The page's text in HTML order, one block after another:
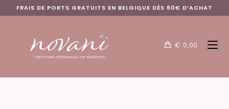
FRAIS DE PORTS GRATUITS EN BELGIQUE DÈS 60€ D’ACHAT
€ 0,00